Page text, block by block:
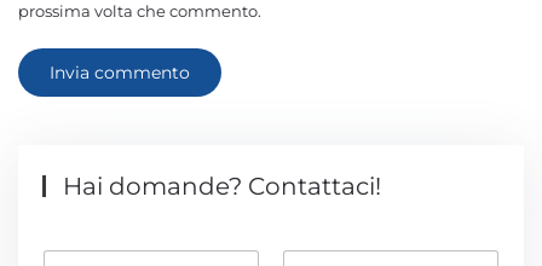
prossima volta che commento.
Invia commento
Hai domande? Contattaci!